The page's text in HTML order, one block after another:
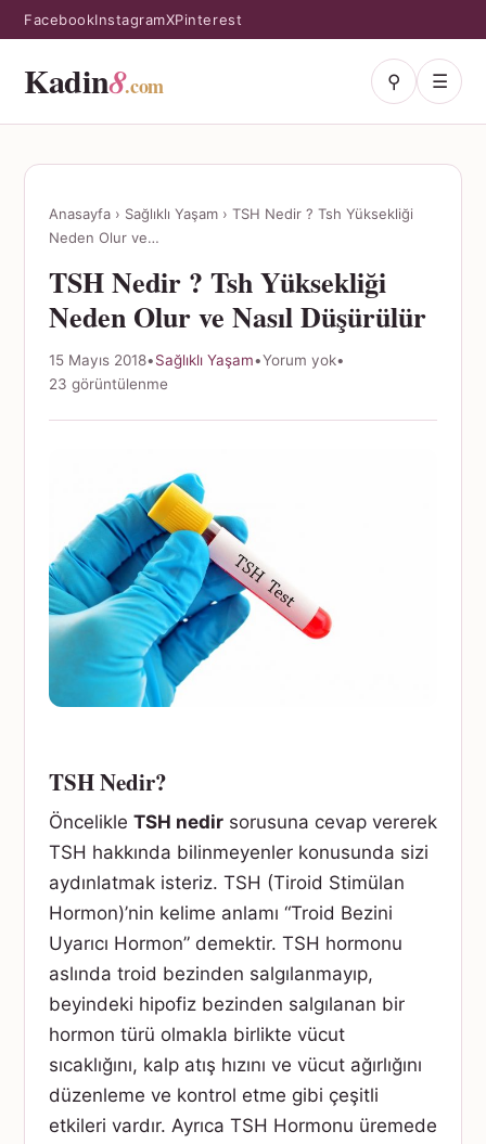
FacebookInstagramXPinterest
Kadin8.com ⚲ ☰
Anasayfa › Sağlıklı Yaşam › TSH Nedir ? Tsh Yüksekliği
Neden Olur ve…
TSH Nedir ? Tsh Yüksekliği
Neden Olur ve Nasıl Düşürülür
15 Mayıs 2018•Sağlıklı Yaşam•Yorum yok•
23 görüntülenme
TSH Nedir?
Öncelikle TSH nedir sorusuna cevap vererek
TSH hakkında bilinmeyenler konusunda sizi
aydınlatmak isteriz. TSH (Tiroid Stimülan
Hormon)’nin kelime anlamı “Troid Bezini
Uyarıcı Hormon” demektir. TSH hormonu
aslında troid bezinden salgılanmayıp,
beyindeki hipofiz bezinden salgılanan bir
hormon türü olmakla birlikte vücut
sıcaklığını, kalp atış hızını ve vücut ağırlığını
düzenleme ve kontrol etme gibi çeşitli
etkileri vardır. Ayrıca TSH Hormonu üremede